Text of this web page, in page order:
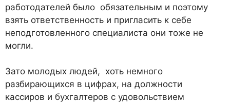
работодателей было обязательным и поэтому
взять ответственность и пригласить к себе
неподготовленного специалиста они тоже не
могли.
Зато молодых людей, хоть немного
разбирающихся в цифрах, на должности
кассиров и бухгалтеров с удовольствием